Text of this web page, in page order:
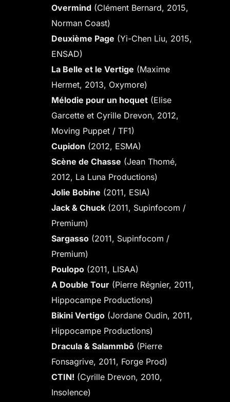
Overmind (Clément Bernard, 2015,
Norman Coast)
Deuxième Page (Yi-Chen Liu, 2015,
ENSAD)
La Belle et le Vertige (Maxime
Hermet, 2013, Oxymore)
Mélodie pour un hoquet (Elise
Garcette et Cyrille Drevon, 2012,
Moving Puppet / TF1)
Cupidon (2012, ESMA)
Scène de Chasse (Jean Thomé,
2012, La Luna Productions)
Jolie Bobine (2011, ESIA)
Jack & Chuck (2011, Supinfocom /
Premium)
Sargasso (2011, Supinfocom /
Premium)
Poulopo (2011, LISAA)
A Double Tour (Pierre Régnier, 2011,
Hippocampe Productions)
Bikini Vertigo (Jordane Oudin, 2011,
Hippocampe Productions)
Dracula & Salammbô (Pierre
Fonsagrive, 2011, Forge Prod)
CTIN! (Cyrille Drevon, 2010,
Insolence)